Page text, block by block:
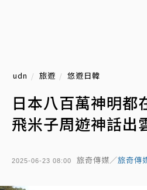
udn 旅遊 悠遊日韓
日本八百萬神明都
飛米子周遊神話出
2025-06-23 08:00 旅奇傳媒／旅奇傳